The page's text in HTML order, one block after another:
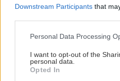
Downstream Participants that
Please note that this website/
not limited to your visit or usage
grant or deny consent to Google
use your data for below
Personal Data Processing
I want to opt-out of the
personal data.
Opted In
τελευταία χρόνια και να
τους καθημερινότητα στο
συναναστροφές... Ας
μουσική αυτή και συνάμα
ομορφιά”.